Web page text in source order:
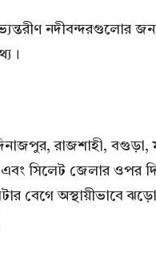
নদীবন্দরগুলোর
রাজশাহী, বগুড়া,
এবং সিলেট জেলার ওপর
বেগে অস্থায়ীভাবে